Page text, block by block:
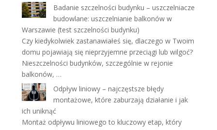
Badanie szczelności budynku – uszczelniacze
budowlane: uszczelnianie balkonów w
Warszawie (test szczelności budynku)
Czy kiedykolwiek zastanawiałeś się, dlaczego w Twoim
domu pojawiają się nieprzyjemne przeciągi lub wilgoć?
Nieszczelności budynków, szczególnie w rejonie
balkonów, …
Odpływ liniowy – najczęstsze błędy
montażowe, które zaburzają działanie i jak
ich uniknąć
Montaż odpływu liniowego to kluczowy etap, który